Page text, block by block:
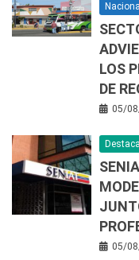
Nacional
LOS
DE
05/
05/